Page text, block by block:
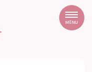
MENU